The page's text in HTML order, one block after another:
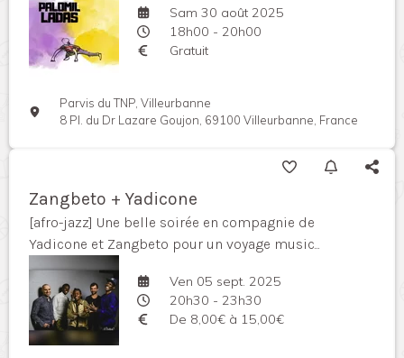
Sam 30 août 2025
18h00 - 20h00
Gratuit
Parvis du TNP, Villeurbanne
8 Pl. du Dr Lazare Goujon, 69100 Villeurbanne, France
Zangbeto + Yadicone
[afro-jazz] Une belle soirée en compagnie de
Yadicone et Zangbeto pour un voyage music...
Ven 05 sept. 2025
20h30 - 23h30
De 8,00€ à 15,00€